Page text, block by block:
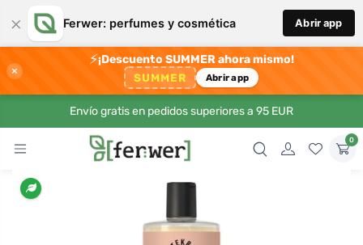
× Ferwer: perfumes y cosmética Abrir app
×
⚡¡Descuento SUMMER ahora mismo!
SUMMER Abrir app
Envío gratis en pedidos superiores a 95 EUR
0